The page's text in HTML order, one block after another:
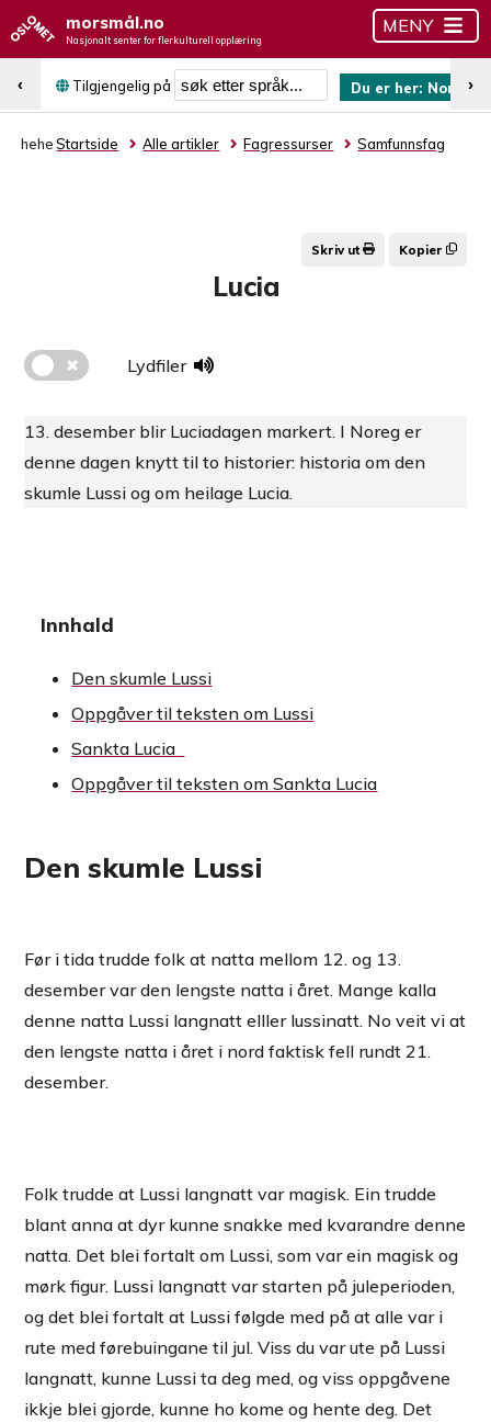
morsmål.no
Nasjonalt senter for flerkulturell opplæring
MENY
Tilgjengelig på
Søk etter språk
Du er her: Norsk
‹ ›
hehe Startside Alle artikler Fagressurser Samfunnsfag
Skriv ut Kopier
Lucia
Lydfiler
13. desember blir Luciadagen markert. I Noreg er
denne dagen knytt til to historier: historia om den
skumle Lussi og om heilage Lucia.
Innhald
Den skumle Lussi
Oppgåver til teksten om Lussi
Sankta Lucia
Oppgåver til teksten om Sankta Lucia
Den skumle Lussi
Før i tida trudde folk at natta mellom 12. og 13.
desember var den lengste natta i året. Mange kalla
denne natta Lussi langnatt elller lussinatt. No veit vi at
den lengste natta i året i nord faktisk fell rundt 21.
desember.
Folk trudde at Lussi langnatt var magisk. Ein trudde
blant anna at dyr kunne snakke med kvarandre denne
natta. Det blei fortalt om Lussi, som var ein magisk og
mørk figur. Lussi langnatt var starten på juleperioden,
og det blei fortalt at Lussi følgde med på at alle var i
rute med førebuingane til jul. Viss du var ute på Lussi
langnatt, kunne Lussi ta deg med, og viss oppgåvene
ikkje blei gjorde, kunne ho kome og hente deg. Det